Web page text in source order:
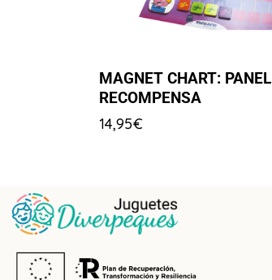
MAGNET CHART: PANEL
RECOMPENSA
14,95€